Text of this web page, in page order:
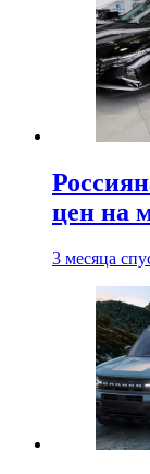
цен на
3 месяца